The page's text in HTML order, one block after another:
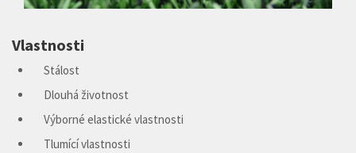
Vlastnosti
Stálost
Dlouhá životnost
Výborné elastické vlastnosti
Tlumící vlastnosti